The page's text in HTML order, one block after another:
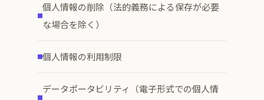
個人情報の削除（法的義務による保存が必要
な場合を除く）
個人情報の利用制限
データポータビリティ（電子形式での個人情